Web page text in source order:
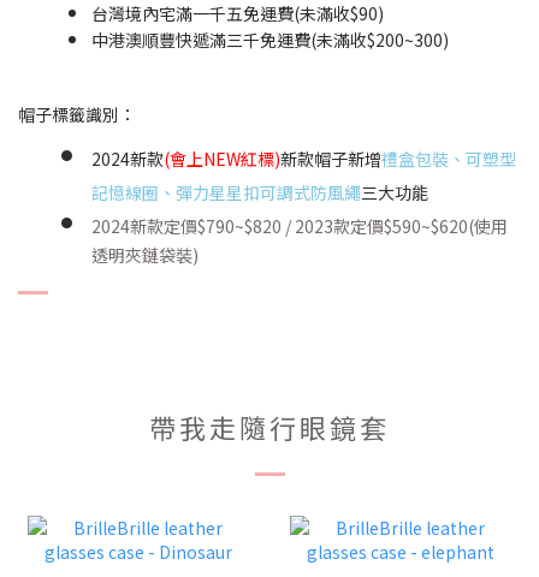
台灣境內宅滿一千五免運費(未滿收$90)
中港澳順豐快遞滿三千免運費(未滿收$200~300)
帽子標籤識別：
2024新款(會上NEW紅標)新款帽子新增禮盒包裝、可塑型
記憶線圈、彈力星星扣可調式防風繩三大功能
2024新款定價$790~$820 / 2023款定價$590~$620(使用
透明夾鏈袋裝)
帶我走隨行眼鏡套